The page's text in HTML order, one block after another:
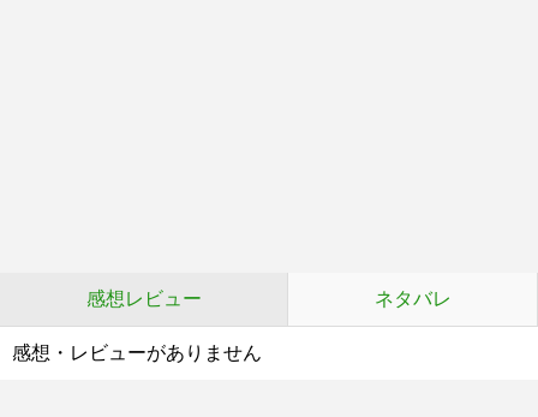
感想レビュー ネタバレ
感想・レビューがありません